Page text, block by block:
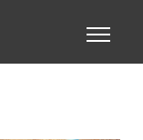
Toggle